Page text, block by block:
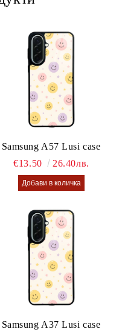
Samsung A57 Lusi case
€13.50
26.40лв.
Samsung A37 Lusi case